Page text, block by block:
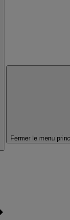
Fermer le menu